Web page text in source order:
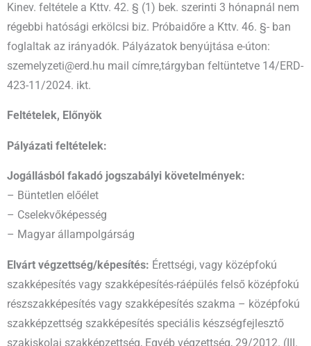
Kinev. feltétele a Kttv. 42. § (1) bek. szerinti 3 hónapnál nem
régebbi hatósági erkölcsi biz. Próbaidőre a Kttv. 46. §- ban
foglaltak az irányadók. Pályázatok benyújtása e-úton:
szemelyzeti@erd.hu mail címre,tárgyban feltüntetve 14/ERD-
423-11/2024. ikt.
Feltételek, Előnyök
Pályázati feltételek:
Jogállásból fakadó jogszabályi követelmények:
– Büntetlen előélet
– Cselekvőképesség
– Magyar állampolgárság
Elvárt végzettség/képesítés: Érettségi, vagy középfokú
szakképesítés vagy szakképesítés-ráépülés felső középfokú
részszakképesítés vagy szakképesítés szakma – középfokú
szakképzettség szakképesítés speciális készségfejlesztő
szakiskolai szakképzettség, Egyéb végzettség, 29/2012. (III.